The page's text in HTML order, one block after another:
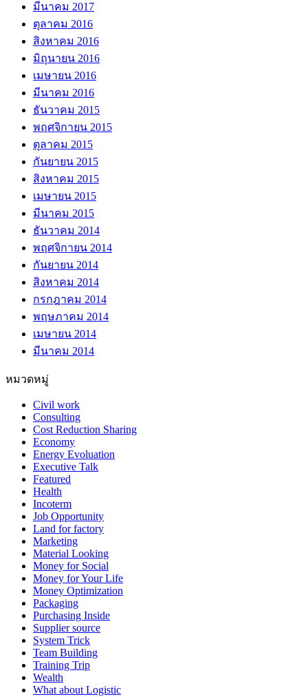
มีนาคม 2017
ตุลาคม 2016
สิงหาคม 2016
มิถุนายน 2016
เมษายน 2016
มีนาคม 2016
ธันวาคม 2015
พฤศจิกายน 2015
ตุลาคม 2015
กันยายน 2015
สิงหาคม 2015
เมษายน 2015
มีนาคม 2015
ธันวาคม 2014
พฤศจิกายน 2014
กันยายน 2014
สิงหาคม 2014
กรกฎาคม 2014
พฤษภาคม 2014
เมษายน 2014
มีนาคม 2014
หมวดหมู่
Civil work
Consulting
Cost Reduction Sharing
Economy
Energy Evoluation
Executive Talk
Featured
Health
Incoterm
Job Opportunity
Land for factory
Marketing
Material Looking
Money for Social
Money for Your Life
Money Optimization
Packaging
Purchasing Inside
Supplier source
System Trick
Team Building
Training Trip
Wealth
What about Logistic